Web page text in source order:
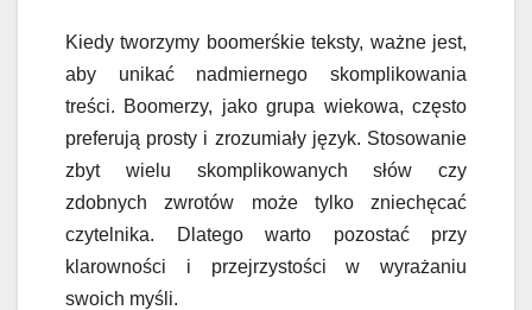
Kiedy tworzymy boomerśkie teksty, ważne jest,
aby unikać nadmiernego skomplikowania
treści. Boomerzy, jako grupa wiekowa, często
preferują prosty i zrozumiały język. Stosowanie
zbyt wielu skomplikowanych słów czy
zdobnych zwrotów może tylko zniechęcać
czytelnika. Dlatego warto pozostać przy
klarowności i przejrzystości w wyrażaniu
swoich myśli.